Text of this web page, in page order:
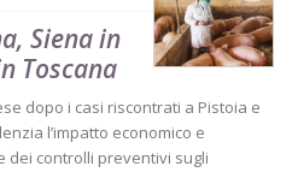
Siena in
Toscana
dopo i casi riscontrati a Pistoia e
l’impatto economico e
dei controlli preventivi sugli